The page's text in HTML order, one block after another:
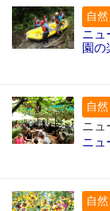
自
ニュ
園の
自
ニュ
ニュ
自